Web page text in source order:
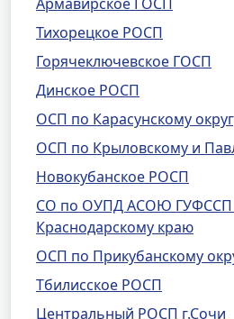
Тихорецкое РОСП
Горячеключевское ГОСП
Динское РОСП
ОСП по Карасунскому
ОСП по Крыловскому и
Новокубанское РОСП
СО по ОУПД АСОЮ ГУФССП
Краснодарскому краю
ОСП по Прикубанскому
Тбилисское РОСП
Центральный РОСП г.Сочи